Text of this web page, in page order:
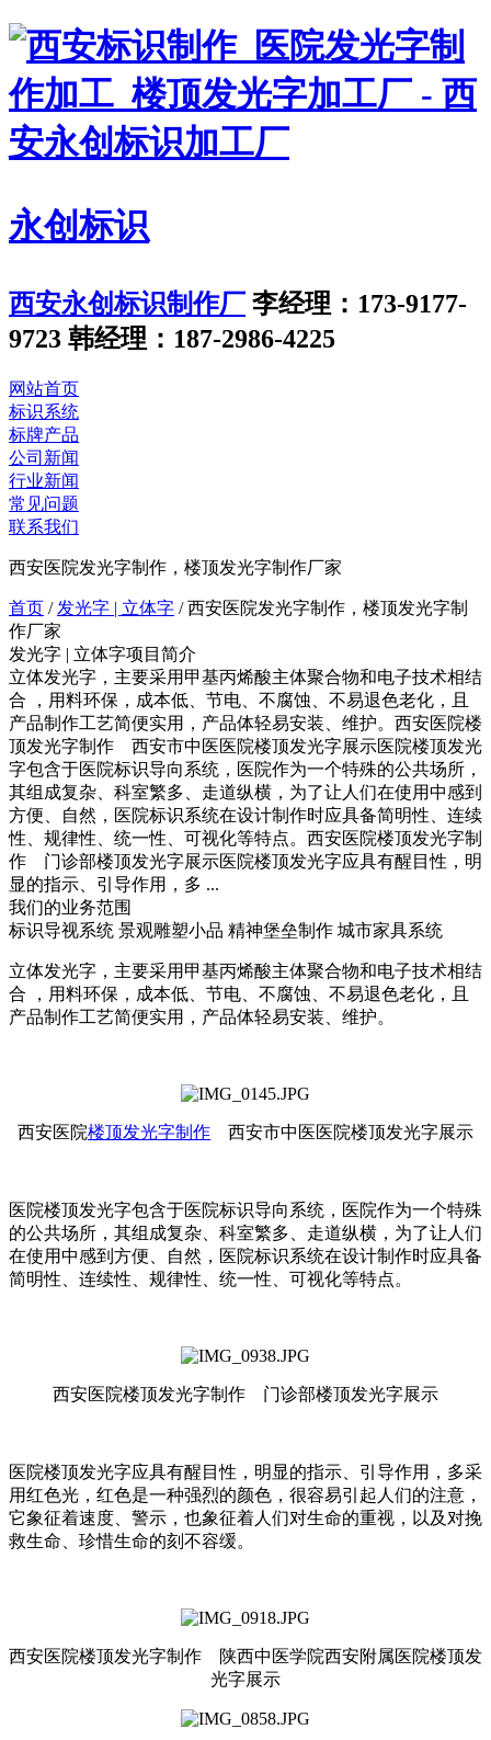
永创标识
西安永创标识制作厂 李经理：173-9177-
9723 韩经理：187-2986-4225
网站首页
标识系统
标牌产品
公司新闻
行业新闻
常见问题
联系我们
西安医院发光字制作，楼顶发光字制作厂家
首页 / 发光字 | 立体字 /西安医院发光字制作，楼顶发光字制
作厂家
发光字 | 立体字项目简介
立体发光字，主要采用甲基丙烯酸主体聚合物和电子技术相结
合 ，用料环保，成本低、节电、不腐蚀、不易退色老化，且
产品制作工艺简便实用，产品体轻易安装、维护。西安医院楼
顶发光字制作 西安市中医医院楼顶发光字展示医院楼顶发光
字包含于医院标识导向系统，医院作为一个特殊的公共场所，
其组成复杂、科室繁多、走道纵横，为了让人们在使用中感到
方便、自然，医院标识系统在设计制作时应具备简明性、连续
性、规律性、统一性、可视化等特点。西安医院楼顶发光字制
作 门诊部楼顶发光字展示医院楼顶发光字应具有醒目性，明
显的指示、引导作用，多 ...
我们的业务范围
标识导视系统 景观雕塑小品 精神堡垒制作 城市家具系统
立体发光字，主要采用甲基丙烯酸主体聚合物和电子技术相结
合 ，用料环保，成本低、节电、不腐蚀、不易退色老化，且
产品制作工艺简便实用，产品体轻易安装、维护。
西安医院楼顶发光字制作 西安市中医医院楼顶发光字展示
医院楼顶发光字包含于医院标识导向系统，医院作为一个特殊
的公共场所，其组成复杂、科室繁多、走道纵横，为了让人们
在使用中感到方便、自然，医院标识系统在设计制作时应具备
简明性、连续性、规律性、统一性、可视化等特点。
西安医院楼顶发光字制作 门诊部楼顶发光字展示
医院楼顶发光字应具有醒目性，明显的指示、引导作用，多采
用红色光，红色是一种强烈的颜色，很容易引起人们的注意，
它象征着速度、警示，也象征着人们对生命的重视，以及对挽
救生命、珍惜生命的刻不容缓。
西安医院楼顶发光字制作 陕西中医学院西安附属医院楼顶发
光字展示